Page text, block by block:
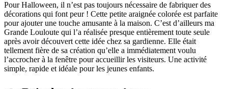
Pour Halloween, il n’est pas toujours nécessaire de fabriquer des
décorations qui font peur ! Cette petite araignée colorée est parfaite
pour ajouter une touche amusante à la maison. C’est d’ailleurs ma
Grande Louloute qui l’a réalisée presque entièrement toute seule
après avoir découvert cette idée chez sa gardienne. Elle était
tellement fière de sa création qu’elle a immédiatement voulu
l’accrocher à la fenêtre pour accueillir les visiteurs. Une activité
simple, rapide et idéale pour les jeunes enfants.